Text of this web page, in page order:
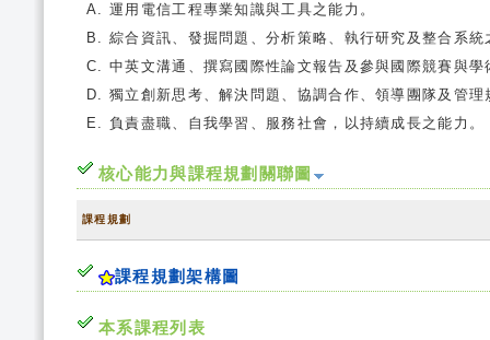
運用電信工程專業知識與工具之能力。
綜合資訊、發掘問題、分析策略、執行研究及整合系統
中英文溝通、撰寫國際性論文報告及參與國際競賽與學
獨立創新思考、解決問題、協調合作、領導團隊及管理
負責盡職、自我學習、服務社會，以持續成長之能力。
核心能力與課程規劃關聯圖
課程規劃
課程規劃架構圖
本系課程列表